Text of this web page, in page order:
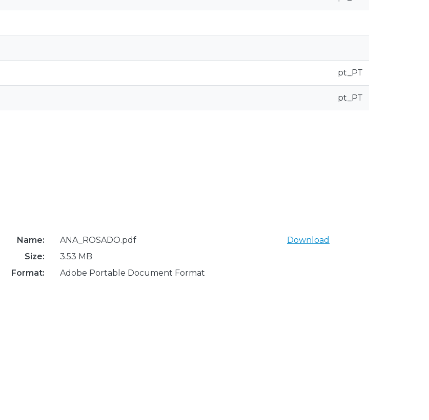
pt_PT
pt_PT
Name:
ANA_ROSADO.pdf
Size:
3.53 MB
Format:
Adobe Portable Document Format
Download